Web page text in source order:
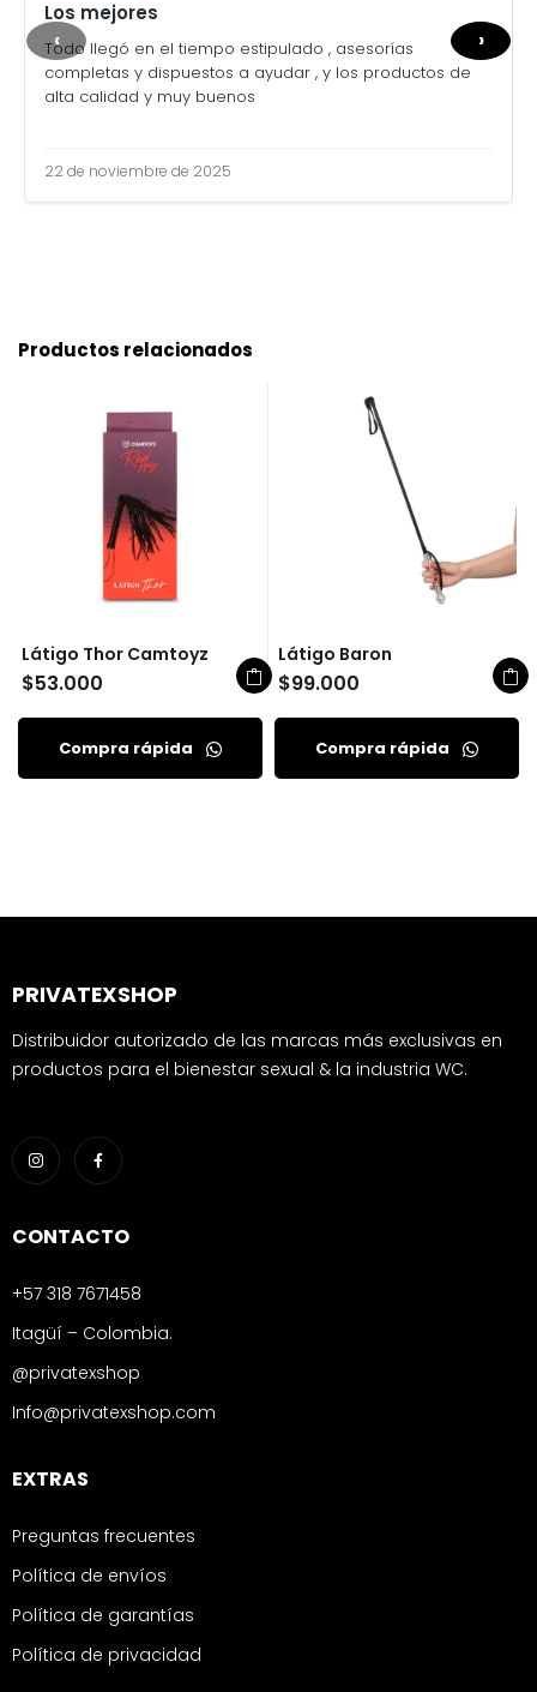
Los mejores
Todo llegó en el tiempo estipulado , asesorías
completas y dispuestos a ayudar , y los productos de
alta calidad y muy buenos
22 de noviembre de 2025
‹ ›
Productos relacionados
Látigo Thor Camtoyz
$53.000
Compra rápida
Látigo Baron
$99.000
Compra rápida
PRIVATEXSHOP
Distribuidor autorizado de las marcas más exclusivas en
productos para el bienestar sexual & la industria WC.
CONTACTO
+57 318 7671458
Itagüí – Colombia.
@privatexshop
Info@privatexshop.com
EXTRAS
Preguntas frecuentes
Política de envíos
Política de garantías
Política de privacidad